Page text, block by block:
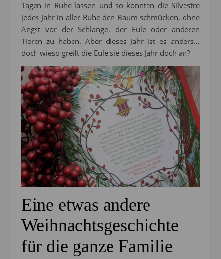
Tagen in Ruhe lassen und so konnten die Silvestre
jedes Jahr in aller Ruhe den Baum schmücken, ohne
Angst vor der Schlange, der Eule oder anderen
Tieren zu haben. Aber dieses Jahr ist es anders…
doch wieso greift die Eule sie dieses Jahr doch an?
Eine etwas andere
Weihnachtsgeschichte
für die ganze Familie